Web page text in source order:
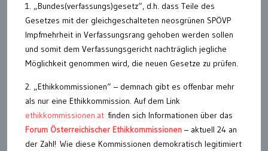
1. „Bundes(verfassungs)gesetz“, d.h. dass Teile des
Gesetzes mit der gleichgeschalteten neosgrünen SPÖVP
Impfmehrheit in Verfassungsrang gehoben werden sollen
und somit dem Verfassungsgericht nachträglich jegliche
Möglichkeit genommen wird, die neuen Gesetze zu prüfen.
2. „Ethikkommissionen“ – demnach gibt es offenbar mehr
als nur eine Ethikkommission. Auf dem Link
ethikkommissionen.at finden sich Informationen über das
Forum Österreichischer Ethikkommissionen – aktuell 24 an
der Zahl! Wie diese Kommissionen demokratisch legitimiert